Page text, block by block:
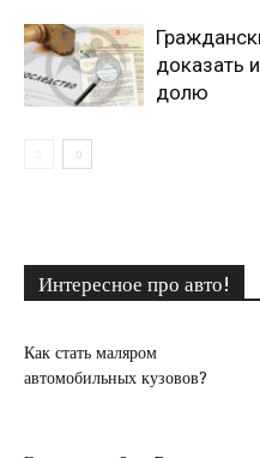
доказать
долю
Интересное про авто!
Как стать маляром
автомобильных кузовов?